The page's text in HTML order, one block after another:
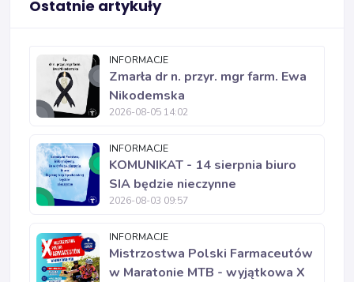
Ostatnie artykuły
INFORMACJE
Zmarła dr n. przyr. mgr farm. Ewa
Nikodemska
2026-08-05 14:02
INFORMACJE
KOMUNIKAT - 14 sierpnia biuro
SIA będzie nieczynne
2026-08-03 09:57
INFORMACJE
Mistrzostwa Polski Farmaceutów
w Maratonie MTB - wyjątkowa X